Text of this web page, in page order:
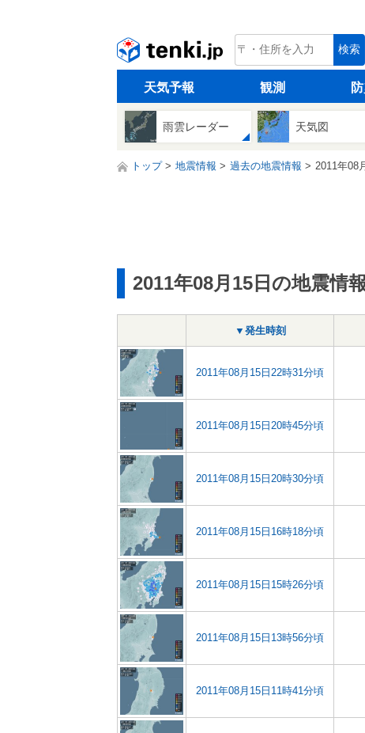
tenki.jp 検索
天気予報 観測
雨雲レーダー 天気図
トップ 地震情報 過去の地震情報 2011年08
2011年08月15日の地震情報
▼発生時刻
2011年08月15日22時31分頃
2011年08月15日20時45分頃
2011年08月15日20時30分頃
2011年08月15日16時18分頃
2011年08月15日15時26分頃
2011年08月15日13時56分頃
2011年08月15日11時41分頃